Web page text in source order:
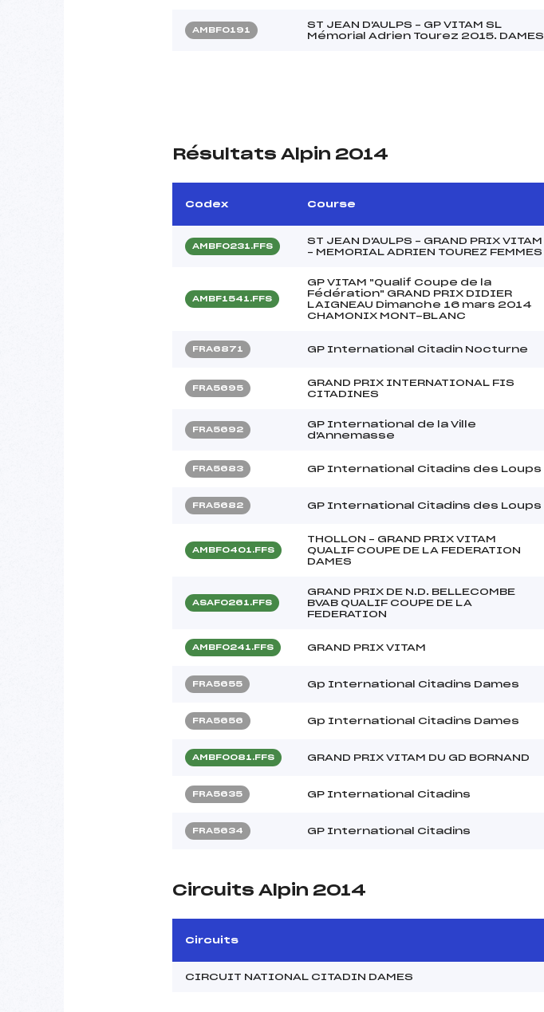
AMBF0191
ST JEAN D'AULPS – GP VITAM SL
Mémorial Adrien Tourez 2015. DAMES
Résultats Alpin 2014
Codex Course
AMBF0231.FFS
ST JEAN D'AULPS – GRAND PRIX VITAM
– MEMORIAL ADRIEN TOUREZ FEMMES
AMBF1541.FFS
GP VITAM "Qualif Coupe de la
Fédération" GRAND PRIX DIDIER
LAIGNEAU Dimanche 16 mars 2014
CHAMONIX MONT-BLANC
FRA6871 GP International Citadin Nocturne
FRA5695
GRAND PRIX INTERNATIONAL FIS
CITADINES
FRA5692
GP International de la Ville
d'Annemasse
FRA5683 GP International Citadins des Loups
FRA5682 GP International Citadins des Loups
AMBF0401.FFS
THOLLON – GRAND PRIX VITAM
QUALIF COUPE DE LA FEDERATION
DAMES
ASAF0261.FFS
GRAND PRIX DE N.D. BELLECOMBE
BVAB QUALIF COUPE DE LA
FEDERATION
AMBF0241.FFS GRAND PRIX VITAM
FRA5655 Gp International Citadins Dames
FRA5656 Gp International Citadins Dames
AMBF0081.FFS GRAND PRIX VITAM DU GD BORNAND
FRA5635 GP International Citadins
FRA5634 GP International Citadins
Circuits Alpin 2014
Circuits
CIRCUIT NATIONAL CITADIN DAMES